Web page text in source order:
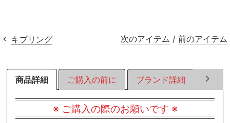
キプリング 次のアイテム / 前のアイテム
商品詳細 ご購入の前に ブランド詳細 ラッ
※ ご購入の際のお願いです ※